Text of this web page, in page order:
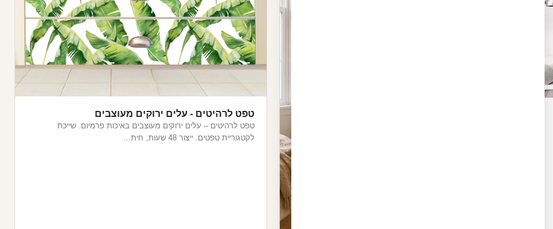
טפט לרהיטים - עלים ירוקים מעוצבים
טפט לרהיטים – עלים ירוקים מעוצבים באיכות פרמיום. שייכת
לקטגוריית טפטים. ייצור 48 שעות, חית…